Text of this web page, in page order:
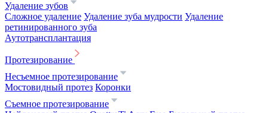
Удаление зубов
Сложное удаление Удаление зуба мудрости Удаление
ретинированного зуба
Аутотрансплантация
Протезирование
Несъемное протезирование
Мостовидный протез Коронки
Съемное протезирование